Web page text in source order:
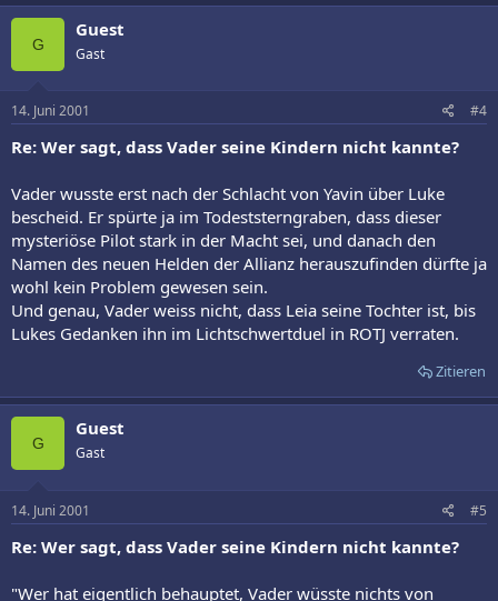
G
Guest
Gast
14. Juni 2001 #4
Re: Wer sagt, dass Vader seine Kindern nicht kannte?
Vader wusste erst nach der Schlacht von Yavin über Luke
bescheid. Er spürte ja im Todeststerngraben, dass dieser
mysteriöse Pilot stark in der Macht sei, und danach den
Namen des neuen Helden der Allianz herauszufinden dürfte ja
wohl kein Problem gewesen sein.
Und genau, Vader weiss nicht, dass Leia seine Tochter ist, bis
Lukes Gedanken ihn im Lichtschwertduel in ROTJ verraten.
Zitieren
G
Guest
Gast
14. Juni 2001 #5
Re: Wer sagt, dass Vader seine Kindern nicht kannte?
"Wer hat eigentlich behauptet, Vader wüsste nichts von